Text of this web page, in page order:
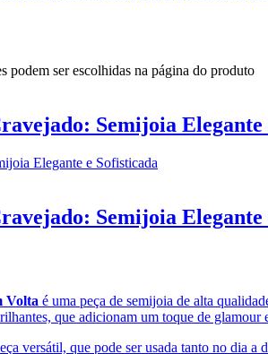
podem ser escolhidas na página do produto
Semijoia Elegante
Semijoia Elegante
Volta é uma peça de semijoia de alta
que adicionam um toque de glamour
versátil, que pode ser usada tanto no dia